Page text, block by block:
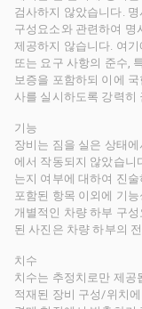
검사하지 않았습니다.
구성요소와 관련하여 명
제공하지 않습니다. 여
또는 요구 사항의 준수,
보증을 포함하되 이에
사를 실시하도록 강력히
기능
장비는 짐을 실은 상태
에서 작동되지 않았습니
는지 여부에 대하여 진
포함된 항목 이외에 기
개별적인 차량 하부 구
된 사진은 차량 하부의
치수
치수는 추정치로만 제공
적재된 장비 구성/위치